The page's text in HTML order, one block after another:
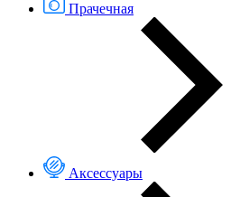
Прачечная
Аксессуары